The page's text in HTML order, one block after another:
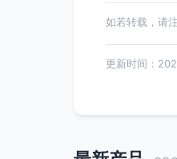
如若转载，请
更新时间：